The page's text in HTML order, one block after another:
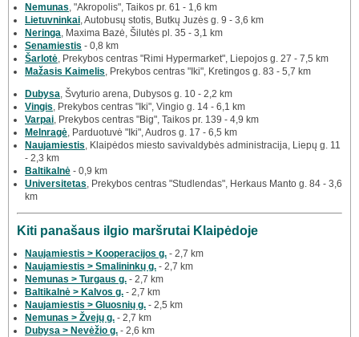
Nemunas , "Akropolis", Taikos pr. 61 - 1,6 km
Lietuvninkai , Autobusų stotis, Butkų Juzės g. 9 - 3,6 km
Neringa , Maxima Bazė, Šilutės pl. 35 - 3,1 km
Senamiestis - 0,8 km
Šarlotė , Prekybos centras "Rimi Hypermarket", Liepojos g. 27 - 7,5 km
Mažasis Kaimelis , Prekybos centras "Iki", Kretingos g. 83 - 5,7 km
Dubysa , Švyturio arena, Dubysos g. 10 - 2,2 km
Vingis , Prekybos centras "Iki", Vingio g. 14 - 6,1 km
Varpai , Prekybos centras "Big", Taikos pr. 139 - 4,9 km
Melnragė , Parduotuvė "Iki", Audros g. 17 - 6,5 km
Naujamiestis , Klaipėdos miesto savivaldybės administracija, Liepų g. 11
- 2,3 km
Baltikalnė - 0,9 km
Universitetas , Prekybos centras "Studlendas", Herkaus Manto g. 84 - 3,6
km
Kiti panašaus ilgio maršrutai Klaipėdoje
Naujamiestis > Kooperacijos g. - 2,7 km
Naujamiestis > Smalininkų g. - 2,7 km
Nemunas > Turgaus g. - 2,7 km
Baltikalnė > Kalvos g. - 2,7 km
Naujamiestis > Gluosnių g. - 2,5 km
Nemunas > Žvejų g. - 2,7 km
Dubysa > Nevėžio g. - 2,6 km